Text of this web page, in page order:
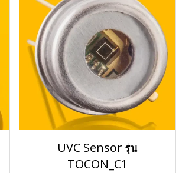
UVC Sensor รุ่น
TOCON_C1